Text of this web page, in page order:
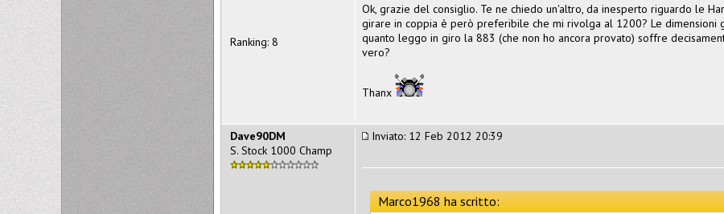
Ok, grazie del consiglio. Te ne chiedo un'altro, da inesperto riguardo le
girare in coppia è però preferibile che mi rivolga al 1200? Le
quanto leggo in giro la 883 (che non ho ancora provato) soffre
vero?
Thanx
Ranking: 8
Inviato: 12 Feb 2012 20:39
Marco1968 ha scritto:
Dave90DM
S. Stock 1000 Champ